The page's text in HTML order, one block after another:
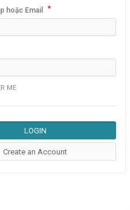
hoặc Email *
ME